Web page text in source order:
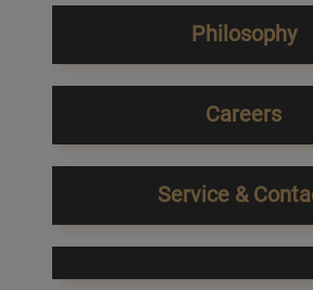
Philosophy
Careers
Service &